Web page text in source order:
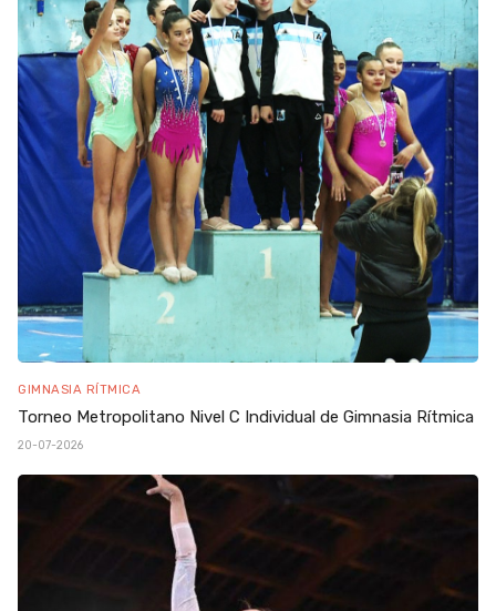
GIMNASIA RÍTMICA
Torneo Metropolitano Nivel C Individual de Gimnasia Rítmica
20-07-2026